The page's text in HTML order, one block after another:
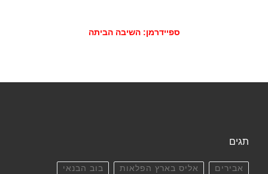
ספיידרמן: השיבה הביתה
תגים
אבירים אליס בארץ הפלאות בוב הבנאי